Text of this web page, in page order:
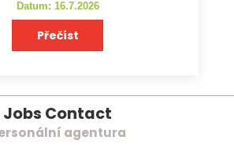
Datum: 16.7.2026
Přečíst
Jobs Contact
agentura